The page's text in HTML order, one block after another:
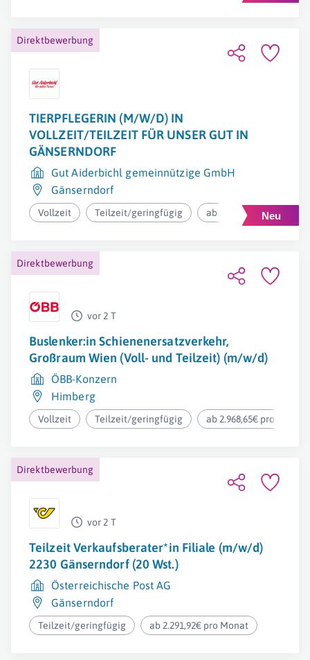
Direktbewerbung
TIERPFLEGERIN (M/W/D) IN
VOLLZEIT/TEILZEIT FÜR UNSER GUT IN
GÄNSERNDORF
Gut Aiderbichl gemeinnützige GmbH
Gänserndorf
Vollzeit Teilzeit/geringfügig ab 2.174,99€ pro Monat
Direktbewerbung
vor 2 T
Buslenker:in Schienenersatzverkehr,
Großraum Wien (Voll- und Teilzeit) (m/w/d)
ÖBB-Konzern
Himberg
Vollzeit Teilzeit/geringfügig ab 2.968,65€ pro Monat
Direktbewerbung
vor 2 T
Teilzeit Verkaufsberater*in Filiale (m/w/d)
2230 Gänserndorf (20 Wst.)
Österreichische Post AG
Gänserndorf
Teilzeit/geringfügig ab 2.291,92€ pro Monat